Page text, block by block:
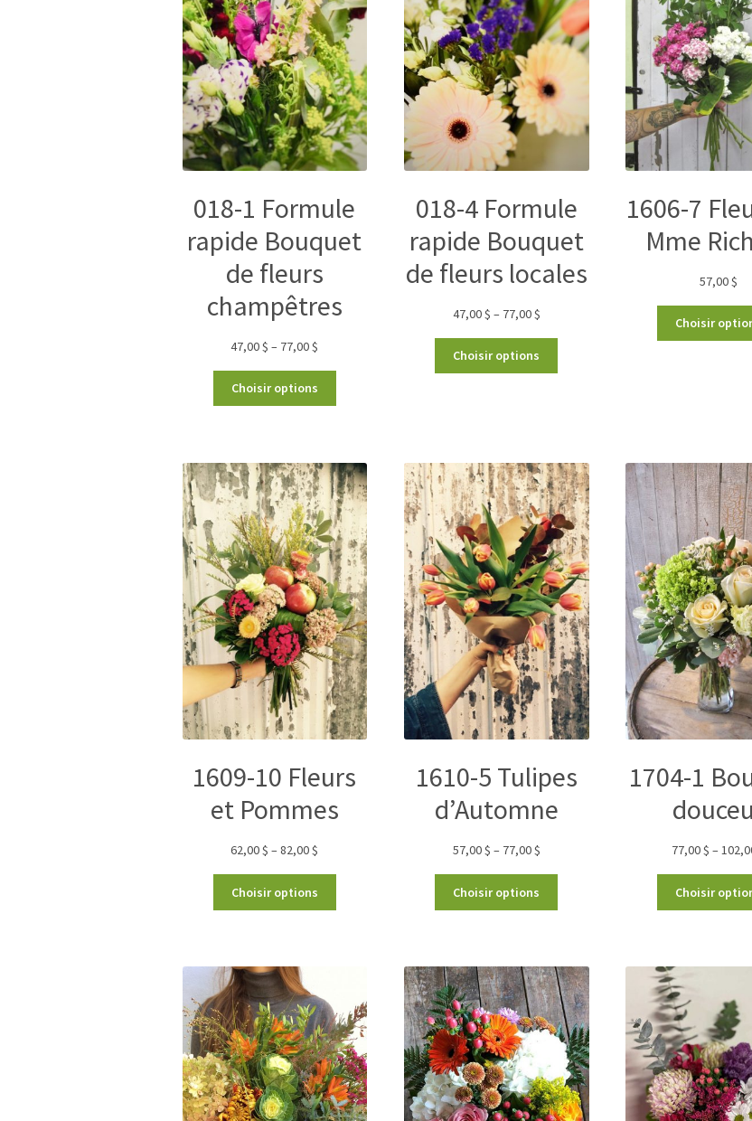
018-1 Formule
rapide Bouquet
de fleurs
champêtres
47,00$ – 77,00$
Choisir options
018-4 Formule
rapide Bouquet
de fleurs locales
47,00$ – 77,00$
Choisir options
1606-7
Mme
57,00$
Choisir
1609-10 Fleurs
et Pommes
62,00$ –82,00$
Choisir options
1610-5 Tulipes
d’Automne
57,00$ – 77,00$
Choisir options
1704-1
77,00$ –
Choisir